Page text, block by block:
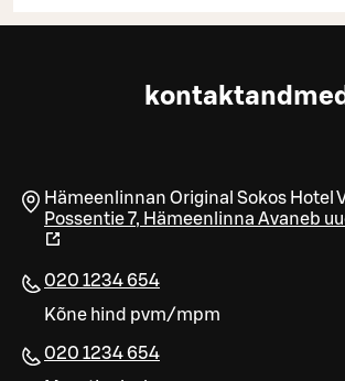
kontaktandmed
Hämeenlinnan Original Sokos Hotel
Possentie 7, Hämeenlinna Avaneb
020 1234 654
Kõne hind pvm/mpm
020 1234 654